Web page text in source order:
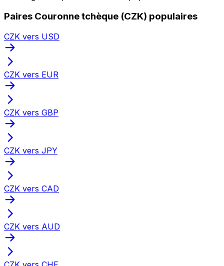
Paires Couronne tchèque (CZK) populaires
CZK vers USD
CZK vers EUR
CZK vers GBP
CZK vers JPY
CZK vers CAD
CZK vers AUD